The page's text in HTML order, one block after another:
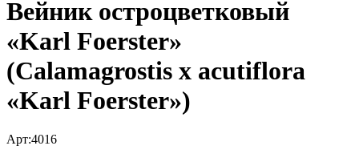
Вейник остроцветковый
«Karl Foerster»
(Calamagrostis x acutiflora
«Karl Foerster»)
Арт:4016